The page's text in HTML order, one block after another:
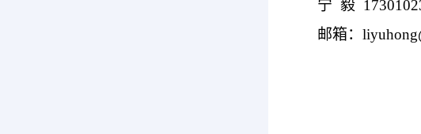
宁 毅
邮箱：